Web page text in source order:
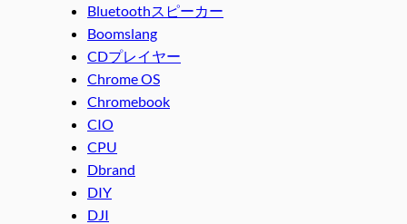
Bluetoothスピーカー
Boomslang
CDプレイヤー
Chrome OS
Chromebook
CIO
CPU
Dbrand
DIY
DJI